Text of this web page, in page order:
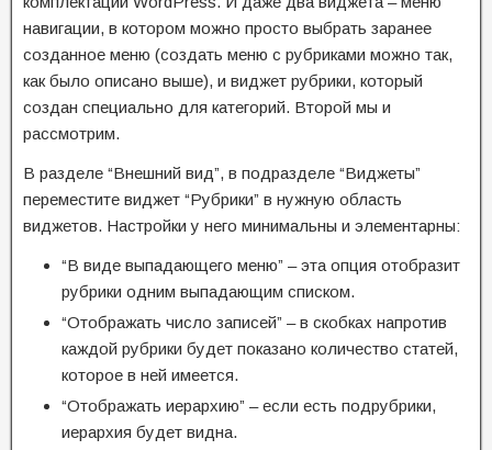
навигации, в котором можно просто выбрать заранее
созданное меню (создать меню с рубриками можно так,
как было описано выше), и виджет рубрики, который
создан специально для категорий. Второй мы и
рассмотрим.
В разделе “Внешний вид”, в подразделе “Виджеты”
переместите виджет “Рубрики” в нужную область
виджетов. Настройки у него минимальны и элементарны:
“В виде выпадающего меню” – эта опция отобразит
рубрики одним выпадающим списком.
“Отображать число записей” – в скобках напротив
каждой рубрики будет показано количество статей,
которое в ней имеется.
“Отображать иерархию” – если есть подрубрики,
иерархия будет видна.